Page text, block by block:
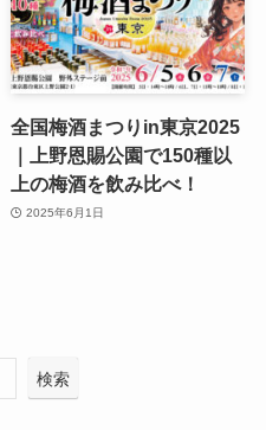
全国梅酒まつりin東京2025
｜上野恩賜公園で150種以
上の梅酒を飲み比べ！
2025年6月1日
検索